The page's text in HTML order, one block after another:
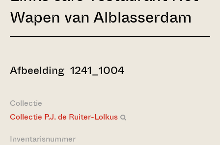
Wapen van Alblasserdam
Afbeelding 1241_1004
Collectie
Collectie P.J. de Ruiter-Lolkus
Inventarisnummer